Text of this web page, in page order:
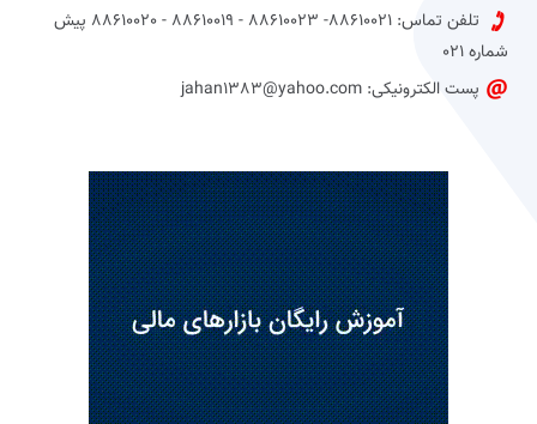
تلفن تماس: 88610021- 88610023 - 88610019 - 88610020 پیش
شماره 021
پست الکترونیکی: jahan1383@yahoo.com